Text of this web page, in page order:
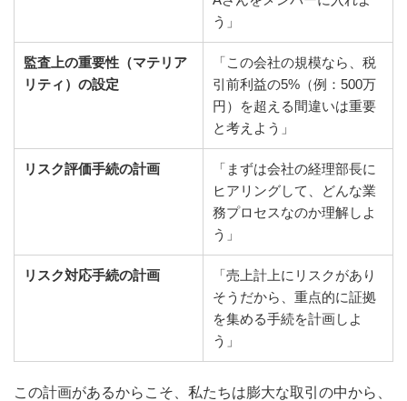
う」
監査上の重要性（マテリア
リティ）の設定
「この会社の規模なら、税
引前利益の5%（例：500万
円）を超える間違いは重要
と考えよう」
リスク評価手続の計画
「まずは会社の経理部長に
ヒアリングして、どんな業
務プロセスなのか理解しよ
う」
リスク対応手続の計画
「売上計上にリスクがあり
そうだから、重点的に証拠
を集める手続を計画しよ
う」
この計画があるからこそ、私たちは膨大な取引の中から、